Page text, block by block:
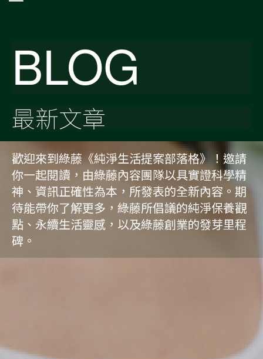
BLOG
最新文章
歡迎來到綠藤《純淨生活提案部落格》！邀請
你一起閱讀，由綠藤內容團隊以具實證科學精
神、資訊正確性為本，所發表的全新內容。期
待能帶你了解更多，綠藤所倡議的純淨保養觀
點、永續生活靈感，以及綠藤創業的發芽里程
碑。